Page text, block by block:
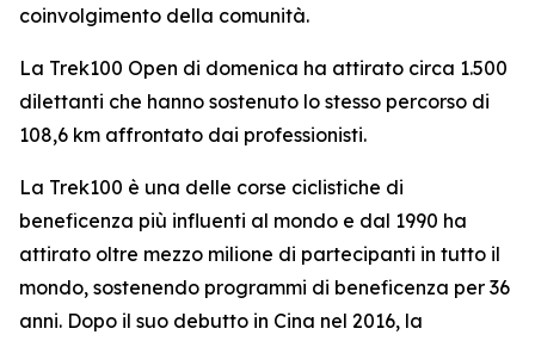
coinvolgimento della comunità.
La Trek100 Open di domenica ha attirato circa 1.500
dilettanti che hanno sostenuto lo stesso percorso di
108,6 km affrontato dai professionisti.
La Trek100 è una delle corse ciclistiche di
beneficenza più influenti al mondo e dal 1990 ha
attirato oltre mezzo milione di partecipanti in tutto il
mondo, sostenendo programmi di beneficenza per 36
anni. Dopo il suo debutto in Cina nel 2016, la